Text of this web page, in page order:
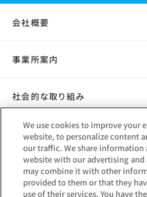
会社概要
事業所案内
社会的な取り組み
採用情報
グループ会社
We use cookies to improve your
website, to personalize content
our traffic. We share information
website with our advertising
may combine it with other
provided to them or that they
use of their services. You have